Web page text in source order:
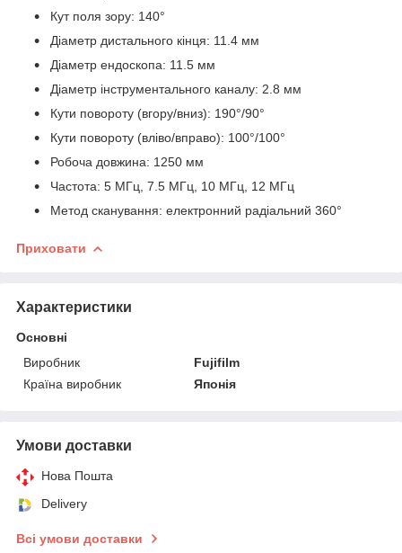
Кут поля зору: 140°
Діаметр дистального кінця: 11.4 мм
Діаметр ендоскопа: 11.5 мм
Діаметр інструментального каналу: 2.8 мм
Кути повороту (вгору/вниз): 190°/90°
Кути повороту (вліво/вправо): 100°/100°
Робоча довжина: 1250 мм
Частота: 5 МГц, 7.5 МГц, 10 МГц, 12 МГц
Метод сканування: електронний радіальний 360°
Приховати
Характеристики
Основні
Виробник
Fujifilm
Країна виробник
Японія
Умови доставки
Нова Пошта
Delivery
Всі умови доставки